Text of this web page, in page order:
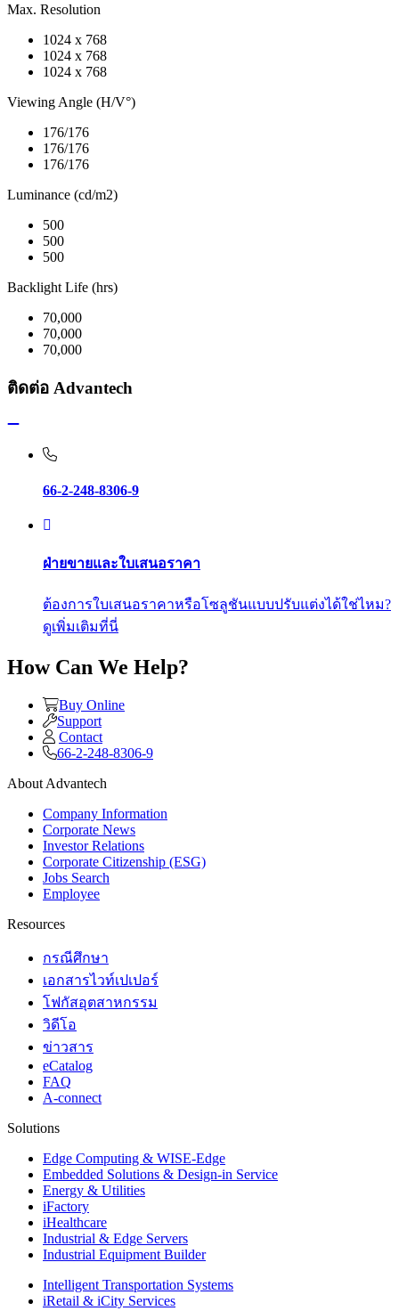
Max. Resolution
1024 x 768
1024 x 768
1024 x 768
Viewing Angle (H/V°)
176/176
176/176
176/176
Luminance (cd/m2)
500
500
500
Backlight Life (hrs)
70,000
70,000
70,000
ติดต่อ Advantech
66-2-248-8306-9
ฝ่ายขายและใบเสนอราคา
ต้องการใบเสนอราคาหรือโซลูชันแบบปรับแต่งได้ใช่ไหม?
ดูเพิ่มเติมที่นี่
How Can We Help?
Buy Online
Support
Contact
66-2-248-8306-9
About Advantech
Company Information
Corporate News
Investor Relations
Corporate Citizenship (ESG)
Jobs Search
Employee
Resources
กรณีศึกษา
เอกสารไวท์เปเปอร์
โฟกัสอุตสาหกรรม
วิดีโอ
ข่าวสาร
eCatalog
FAQ
A-connect
Solutions
Edge Computing & WISE-Edge
Embedded Solutions & Design-in Service
Energy & Utilities
iFactory
iHealthcare
Industrial & Edge Servers
Industrial Equipment Builder
Intelligent Transportation Systems
iRetail & iCity Services